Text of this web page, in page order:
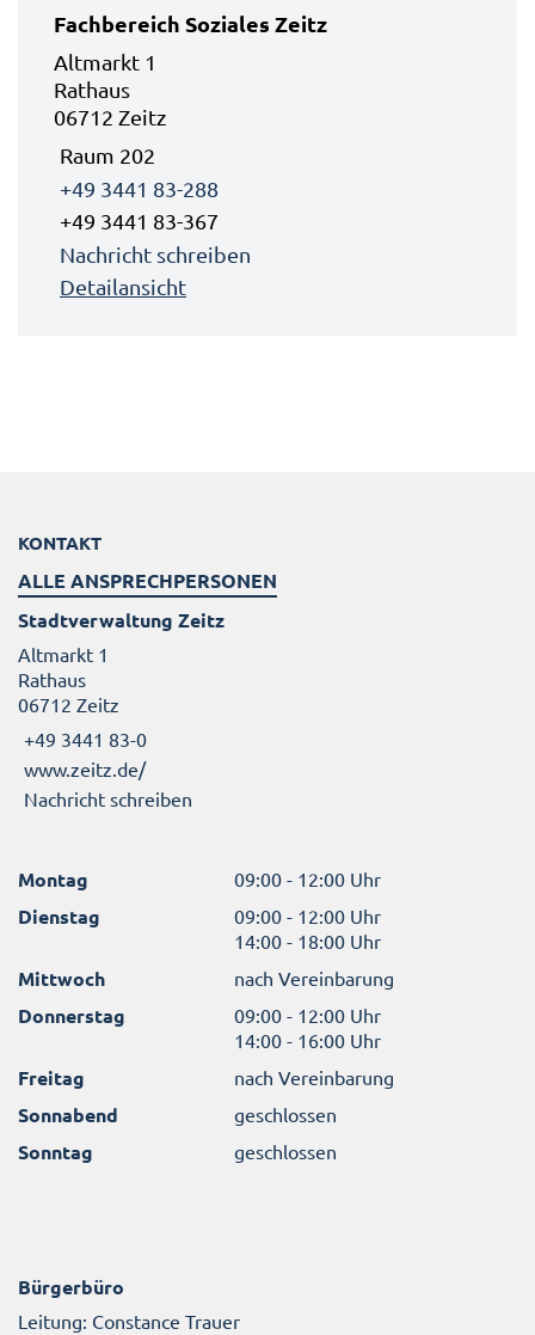
Fachbereich Soziales Zeitz
Altmarkt 1
Rathaus
06712 Zeitz
Raum 202
+49 3441 83-288
+49 3441 83-367
Nachricht schreiben
Detailansicht
KONTAKT
ALLE ANSPRECHPERSONEN
Stadtverwaltung Zeitz
Altmarkt 1
Rathaus
06712 Zeitz
+49 3441 83-0
www.zeitz.de/
Nachricht schreiben
Montag 09:00 - 12:00 Uhr
Dienstag
09:00 - 12:00 Uhr
14:00 - 18:00 Uhr
Mittwoch nach Vereinbarung
Donnerstag
09:00 - 12:00 Uhr
14:00 - 16:00 Uhr
Freitag nach Vereinbarung
Sonnabend geschlossen
Sonntag geschlossen
Bürgerbüro
Leitung: Constance Trauer